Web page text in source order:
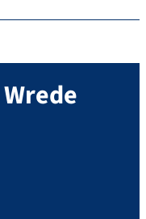
Wrede